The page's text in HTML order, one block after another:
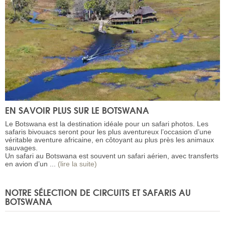
EN SAVOIR PLUS SUR LE BOTSWANA
Le Botswana est la destination idéale pour un safari photos. Les
safaris bivouacs seront pour les plus aventureux l’occasion d’une
véritable aventure africaine, en côtoyant au plus près les animaux
sauvages.
Un safari au Botswana est souvent un safari aérien, avec transferts
en avion d’un ... (lire la suite)
NOTRE SÉLECTION DE CIRCUITS ET SAFARIS AU
BOTSWANA